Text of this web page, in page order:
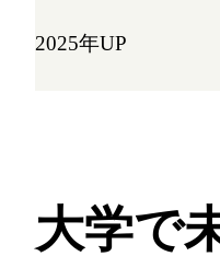
2025年UP
大学で